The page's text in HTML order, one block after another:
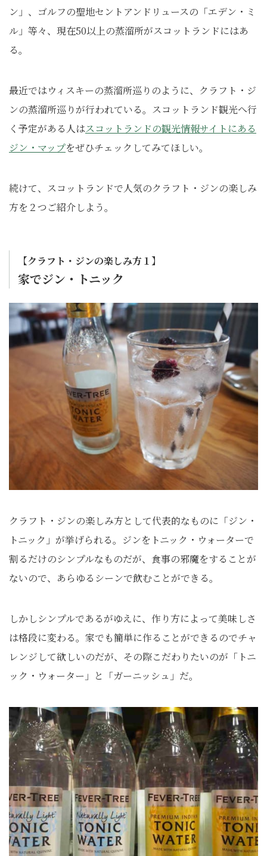
ン」、ゴルフの聖地セントアンドリュースの「エデン・ミ
ル」等々、現在50以上の蒸溜所がスコットランドにはあ
る。
最近ではウィスキーの蒸溜所巡りのように、クラフト・ジ
ンの蒸溜所巡りが行われている。スコットランド観光へ行
く予定がある人はスコットランドの観光情報サイトにある
ジン・マップをぜひチェックしてみてほしい。
続けて、スコットランドで人気のクラフト・ジンの楽しみ
方を２つご紹介しよう。
【クラフト・ジンの楽しみ方１】
家でジン・トニック
クラフト・ジンの楽しみ方として代表的なものに「ジン・
トニック」が挙げられる。ジンをトニック・ウォーターで
割るだけのシンプルなものだが、食事の邪魔をすることが
ないので、あらゆるシーンで飲むことができる。
しかしシンプルであるがゆえに、作り方によって美味しさ
は格段に変わる。家でも簡単に作ることができるのでチャ
レンジして欲しいのだが、その際こだわりたいのが「トニ
ック・ウォーター」と「ガーニッシュ」だ。